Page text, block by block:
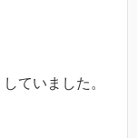
ていました。